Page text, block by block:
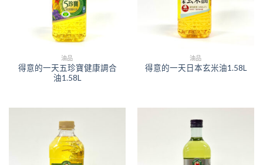
油品
得意的一天五珍寶健康調合
油1.58L
油品
得意的一天日本玄米油1.58L